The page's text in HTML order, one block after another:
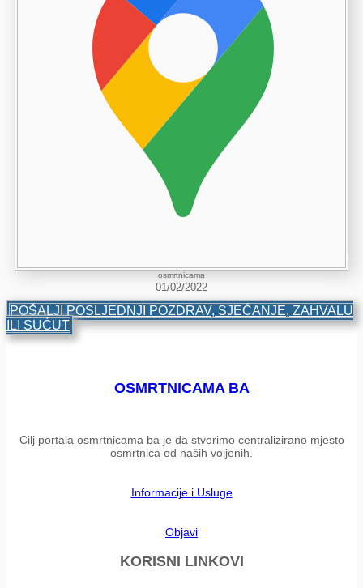
osmrtnicama
01/02/2022
POŠALJI POSLJEDNJI POZDRAV, SJEĆANJE, ZAHVALU
ILI SUĆUT
OSMRTNICAMA BA
Cilj portala osmrtnicama ba je da stvorimo centralizirano mjesto
osmrtnica od naših voljenih.
Informacije i Usluge
Objavi
KORISNI LINKOVI